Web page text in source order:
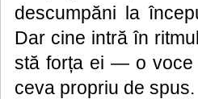
descumpăni la
Dar cine intră în
stă forța ei — o voce
ceva propriu de spus.